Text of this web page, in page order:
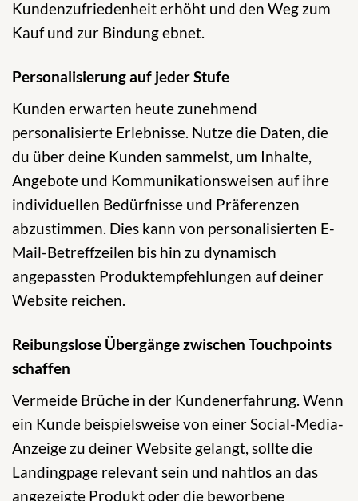
Kundenzufriedenheit erhöht und den Weg zum
Kauf und zur Bindung ebnet.
Personalisierung auf jeder Stufe
Kunden erwarten heute zunehmend
personalisierte Erlebnisse. Nutze die Daten, die
du über deine Kunden sammelst, um Inhalte,
Angebote und Kommunikationsweisen auf ihre
individuellen Bedürfnisse und Präferenzen
abzustimmen. Dies kann von personalisierten E-
Mail-Betreffzeilen bis hin zu dynamisch
angepassten Produktempfehlungen auf deiner
Website reichen.
Reibungslose Übergänge zwischen Touchpoints
schaffen
Vermeide Brüche in der Kundenerfahrung. Wenn
ein Kunde beispielsweise von einer Social-Media-
Anzeige zu deiner Website gelangt, sollte die
Landingpage relevant sein und nahtlos an das
angezeigte Produkt oder die beworbene